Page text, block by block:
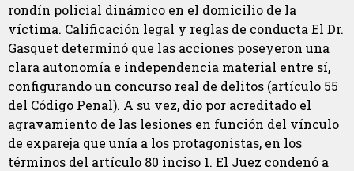
rondín policial dinámico en el domicilio de la
víctima. Calificación legal y reglas de conducta El Dr.
Gasquet determinó que las acciones poseyeron una
clara autonomía e independencia material entre sí,
configurando un concurso real de delitos (artículo 55
del Código Penal). A su vez, dio por acreditado el
agravamiento de las lesiones en función del vínculo
de expareja que unía a los protagonistas, en los
términos del artículo 80 inciso 1. El Juez condenó a